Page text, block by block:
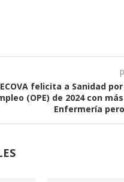
felicita a Sanidad
(OPE) de 2024 con
Enfermería